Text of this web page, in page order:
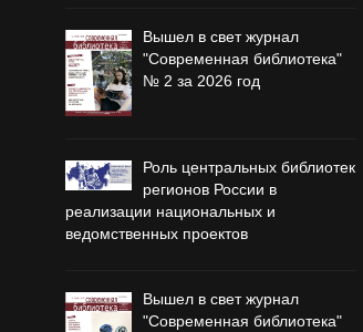
Вышел в свет журнал
"Современная библиотека"
№ 2 за 2026 год
Роль центральных библиотек
регионов России в
реализации национальных и
ведомственных проектов
Вышел в свет журнал
"Современная библиотека"